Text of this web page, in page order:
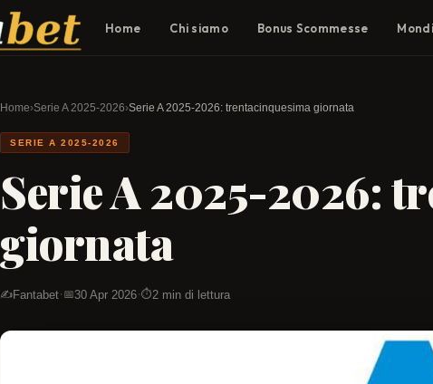
Home Chi siamo Bonus Scommesse
Home›Serie A 2025-2026›Serie A 2025-2026: trentacinquesima giornata
SERIE A 2025-2026
Serie A 2025-2026:
giornata
✍️Fantabet· 📅30 Apr 2026·⏱️2 min di lettura